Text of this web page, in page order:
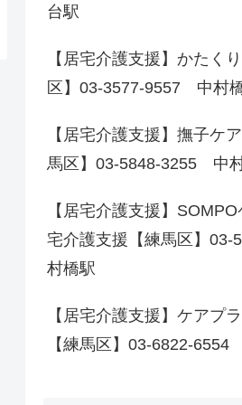
台駅
【居宅介護支援】かたく
区】03-3577-9557 中村
【居宅介護支援】撫子ケ
馬区】03-5848-3255 中
【居宅介護支援】
宅介護支援【練馬区】
村橋駅
【居宅介護支援】ケアプ
【練馬区】03-6822-